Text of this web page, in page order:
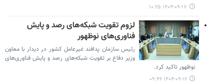
۱۴۰۴-۰۹-۱۷ ۱۰:۲۵
لزوم تقویت شبکه‌های رصد و پایش
فناوری‌های نوظهور
رئیس سازمان پدافند غیرعامل کشور در دیدار با معاون
وزیر دفاع بر تقویت شبکه‌های رصد و پایش فناوری‌های
نوظهور تاکید کرد.
۱۴۰۴-۰۹-۱۶ ۰۹:۴۶